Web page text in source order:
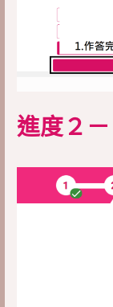
進度２